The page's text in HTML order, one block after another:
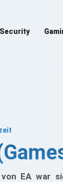
Security
EA war